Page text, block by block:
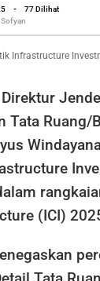
oleh
Sofyan
-
77 Dilihat
Sofyan
Infrastructure
Tata Ruang/
(ICI)